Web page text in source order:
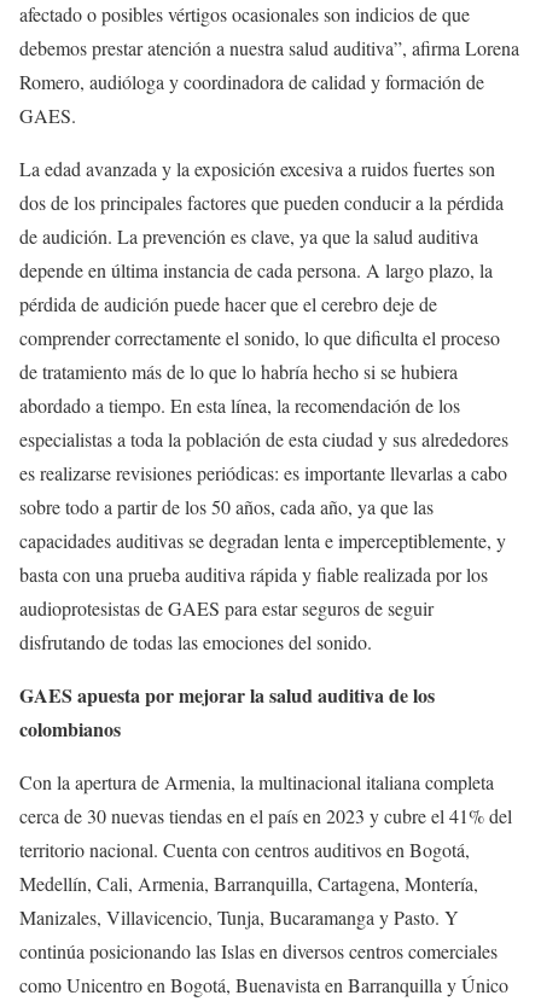
afectado o posibles vértigos ocasionales son indicios de que
debemos prestar atención a nuestra salud auditiva”, afirma Lorena
Romero, audióloga y coordinadora de calidad y formación de
GAES.
La edad avanzada y la exposición excesiva a ruidos fuertes son
dos de los principales factores que pueden conducir a la pérdida
de audición. La prevención es clave, ya que la salud auditiva
depende en última instancia de cada persona. A largo plazo, la
pérdida de audición puede hacer que el cerebro deje de
comprender correctamente el sonido, lo que dificulta el proceso
de tratamiento más de lo que lo habría hecho si se hubiera
abordado a tiempo. En esta línea, la recomendación de los
especialistas a toda la población de esta ciudad y sus alrededores
es realizarse revisiones periódicas: es importante llevarlas a cabo
sobre todo a partir de los 50 años, cada año, ya que las
capacidades auditivas se degradan lenta e imperceptiblemente, y
basta con una prueba auditiva rápida y fiable realizada por los
audioprotesistas de GAES para estar seguros de seguir
disfrutando de todas las emociones del sonido.
GAES apuesta por mejorar la salud auditiva de los
colombianos
Con la apertura de Armenia, la multinacional italiana completa
cerca de 30 nuevas tiendas en el país en 2023 y cubre el 41% del
territorio nacional. Cuenta con centros auditivos en Bogotá,
Medellín, Cali, Armenia, Barranquilla, Cartagena, Montería,
Manizales, Villavicencio, Tunja, Bucaramanga y Pasto. Y
continúa posicionando las Islas en diversos centros comerciales
como Unicentro en Bogotá, Buenavista en Barranquilla y Único